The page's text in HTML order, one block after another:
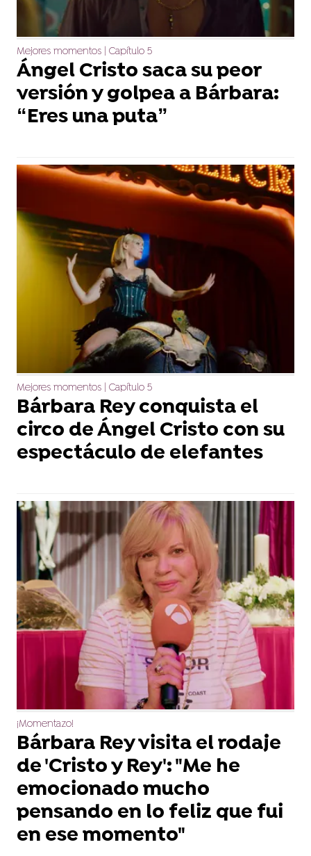
Mejores momentos | Capítulo 5
Ángel Cristo saca su peor
versión y golpea a Bárbara:
“Eres una puta”
Mejores momentos | Capítulo 5
Bárbara Rey conquista el
circo de Ángel Cristo con su
espectáculo de elefantes
¡Momentazo!
Bárbara Rey visita el rodaje
de 'Cristo y Rey': "Me he
emocionado mucho
pensando en lo feliz que fui
en ese momento"